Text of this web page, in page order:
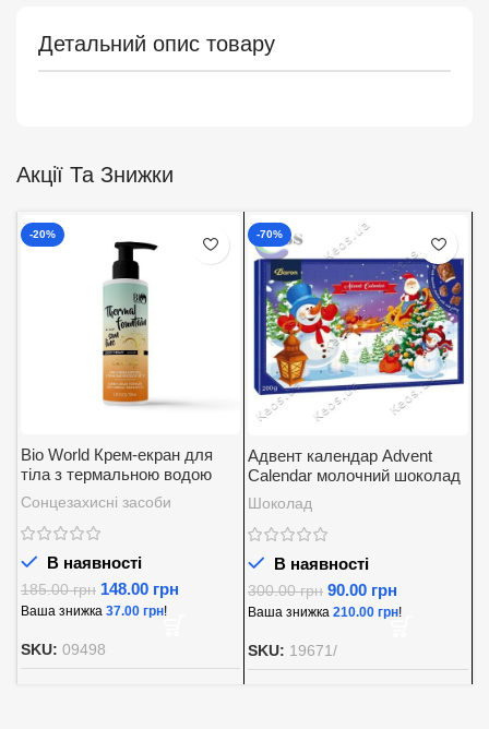
Детальний опис товару
Акції Та Знижки
-20%
Bio World Крем-екран для
тіла з термальною водою
SPF 30
Сонцезахисні засоби
В наявності
185.00грн 148.00 грн
Ваша знижка 37.00 грн!
SKU: 09498
-70%
Адвент календар Advent
Calendar молочний шоколад
із вершковою начинкою
Baron 200 г.
Шоколад
В наявності
300.00грн 90.00 грн
Ваша знижка 210.00 грн!
SKU: 19671/